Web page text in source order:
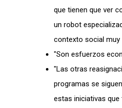
que tienen que ver
un robot
contexto social muy
"Son esfuerzos
"Las otras
programas se
estas iniciativas